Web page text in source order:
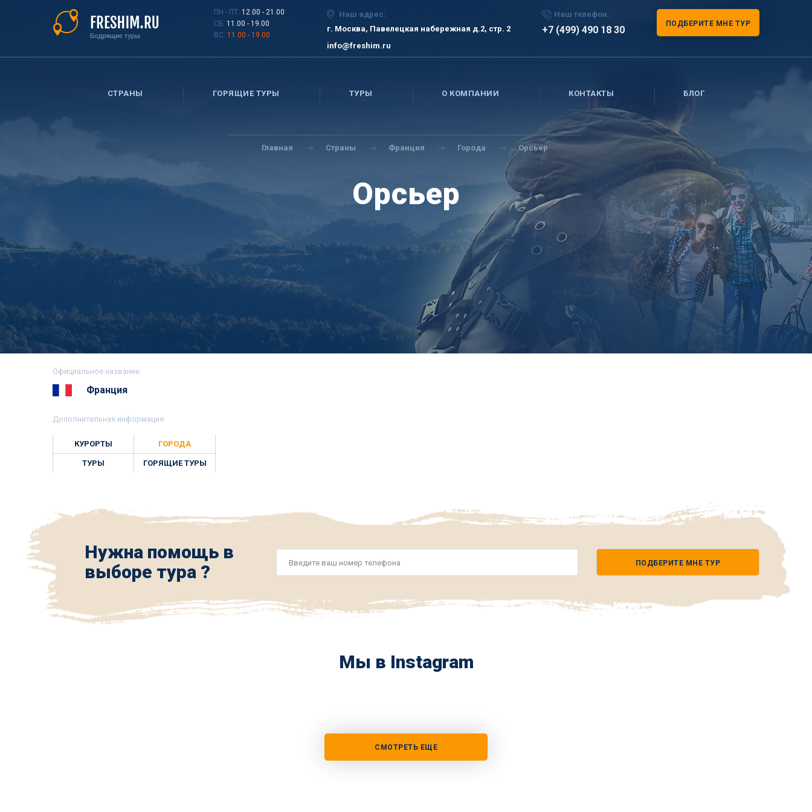
ПН - ПТ: 12.00 - 21.00
СБ: 11.00 - 19.00
ВС: 11.00 - 19.00
Наш адрес:
г. Москва, Павелецкая набережная д.2, стр. 2
info@freshim.ru
Наш телефон:
+7 (499) 490 18 30
ПОДБЕРИТЕ МНЕ ТУР
СТРАНЫ ГОРЯЩИЕ ТУРЫ ТУРЫ О КОМПАНИИ КОНТАКТЫ БЛОГ
Вы
здесь
Главная Страны Франция Города Орсьер
Орсьер
Официальное название:
Франция
Дополнительная информация:
КУРОРТЫ ГОРОДА
ТУРЫ ГОРЯЩИЕ ТУРЫ
Нужна помощь в
выборе тура ?
*
ПОДБЕРИТЕ МНЕ ТУР
Мы в Instagram
СМОТРЕТЬ ЕЩЕ